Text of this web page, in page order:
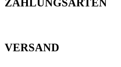
ZAHLUNGSARTEN
VERSAND